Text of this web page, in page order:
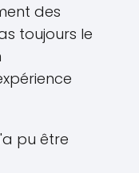
des
toujours le
pu être